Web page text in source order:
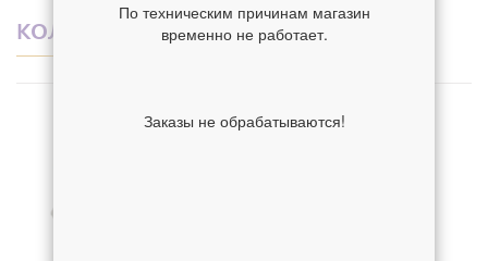
КОЛЬЦА 20
По техническим причинам магазин
временно не работает.
Заказы не обрабатываются!